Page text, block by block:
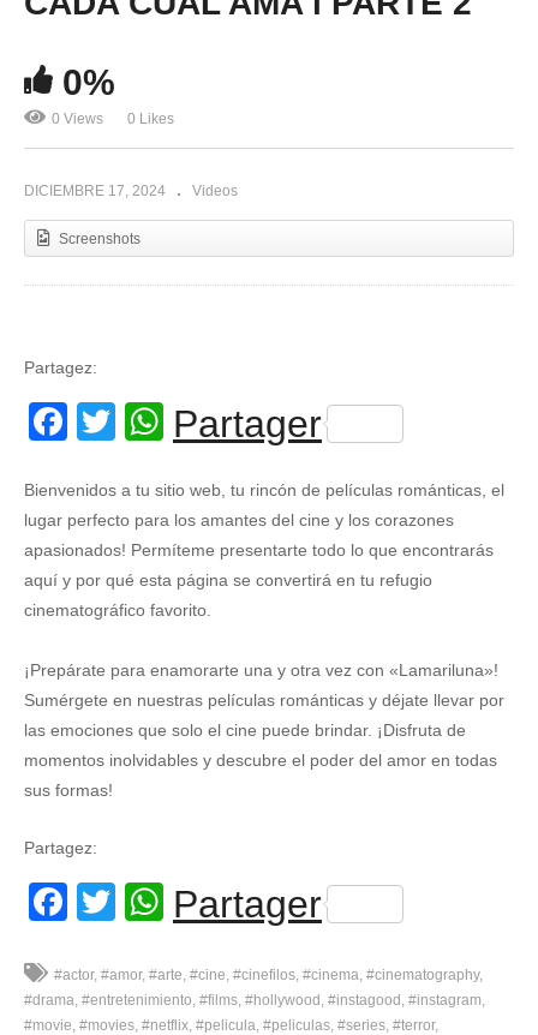
0%
0 Views 0 Likes
DICIEMBRE 17, 2024 Videos
Screenshots
Partagez:
Facebook
TwitterWhatsApp
Partager
Bienvenidos a tu sitio web, tu rincón de películas románticas, el
lugar perfecto para los amantes del cine y los corazones
apasionados! Permíteme presentarte todo lo que encontrarás
aquí y por qué esta página se convertirá en tu refugio
cinematográfico favorito.
¡Prepárate para enamorarte una y otra vez con «Lamariluna»!
Sumérgete en nuestras películas románticas y déjate llevar por
las emociones que solo el cine puede brindar. ¡Disfruta de
momentos inolvidables y descubre el poder del amor en todas
sus formas!
Partagez:
Facebook
TwitterWhatsApp
Partager
#actor #amor #arte #cine #cinefilos #cinema #cinematography
#drama #entretenimiento #films #hollywood #instagood #instagram
#movie #movies #netflix #pelicula #peliculas #series #terror